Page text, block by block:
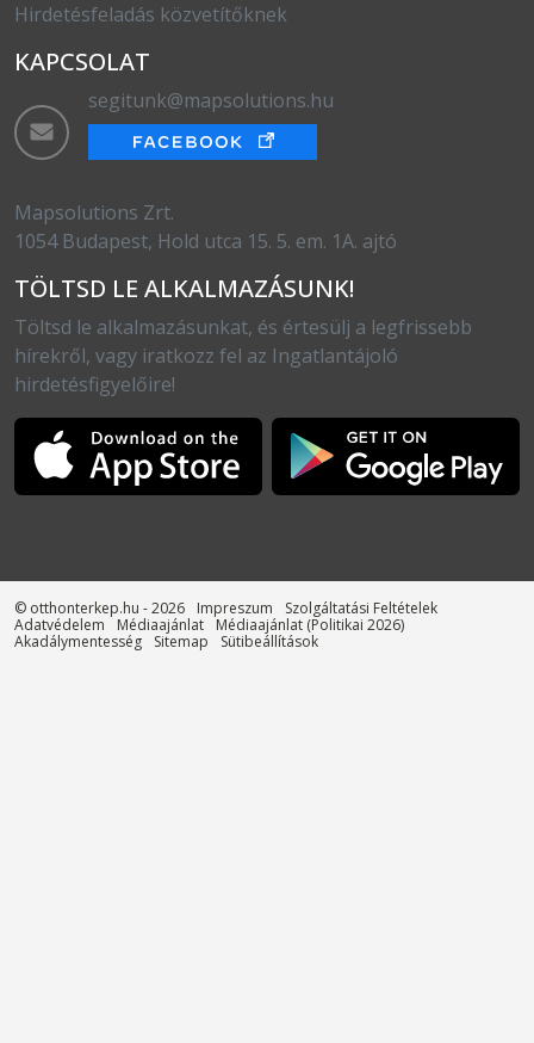
Hirdetésfeladás közvetítőknek
KAPCSOLAT
segitunk@mapsolutions.hu
Mapsolutions Zrt.
1054 Budapest, Hold utca 15. 5. em. 1A. ajtó
TÖLTSD LE ALKALMAZÁSUNK!
Töltsd le alkalmazásunkat, és értesülj a legfrissebb
hírekről, vagy iratkozz fel az Ingatlantájoló
hirdetésfigyelőire!
© otthonterkep.hu - 2026 Impreszum
Szolgáltatási Feltételek
Adatvédelem
Médiaajánlat
Médiaajánlat (Politikai 2026)
Akadálymentesség
Sitemap Sütibeállítások